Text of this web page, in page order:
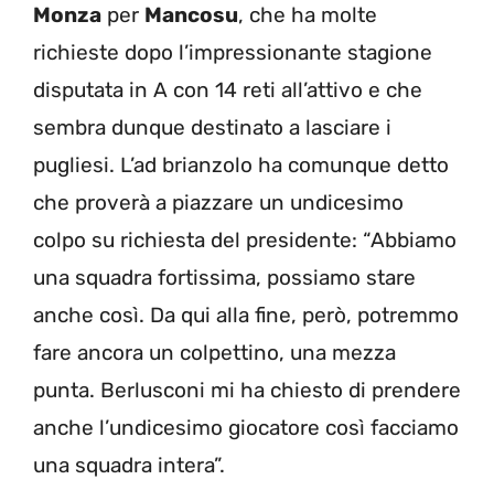
Monza per Mancosu, che ha molte
richieste dopo l’impressionante stagione
disputata in A con 14 reti all’attivo e che
sembra dunque destinato a lasciare i
pugliesi. L’ad brianzolo ha comunque detto
che proverà a piazzare un undicesimo
colpo su richiesta del presidente: “Abbiamo
una squadra fortissima, possiamo stare
anche così. Da qui alla fine, però, potremmo
fare ancora un colpettino, una mezza
punta. Berlusconi mi ha chiesto di prendere
anche l’undicesimo giocatore così facciamo
una squadra intera”.